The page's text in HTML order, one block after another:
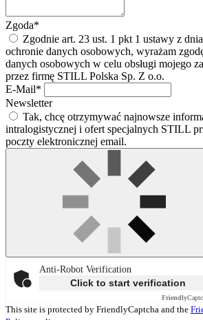
Zgoda*
Zgodnie art. 23 ust. 1 pkt 1 ustawy z
ochronie danych osobowych, wyrażam
danych osobowych w celu obsługi mojego
przez firmę STILL Polska Sp. Z o.o.
E-Mail*
Newsletter
Tak, chcę otrzymywać najnowsze
intralogistycznej i ofert specjalnych STILL
poczty elektronicznej email.
Anti-Robot Verification
Click to start verification
Friendly
This site is protected by FriendlyCaptcha and the